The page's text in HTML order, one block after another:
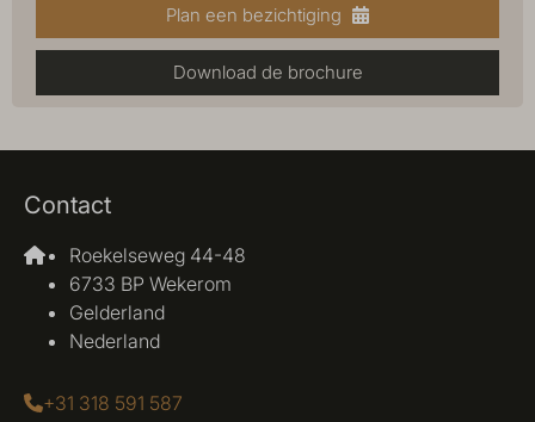
Plan een bezichtiging
Download de brochure
Contact
Roekelseweg 44-48
6733 BP Wekerom
Gelderland
Nederland
+31 318 591 587